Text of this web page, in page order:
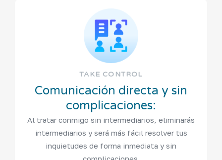
TAKE CONTROL
Comunicación directa y sin
complicaciones:
Al tratar conmigo sin intermediarios, eliminarás
intermediarios y será más fácil resolver tus
inquietudes de forma inmediata y sin